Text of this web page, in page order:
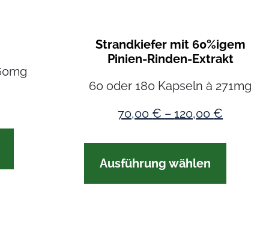
Strandkiefer mit 60%igem
Pinien-Rinden-Extrakt
60 oder 180 Kapseln à 271mg
70,00€ – 120,00€
Ausführung wählen